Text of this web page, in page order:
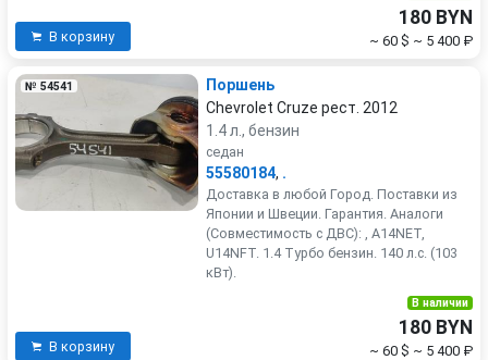
В корзину
180 BYN
~ 60 $ ~ 5 400 ₽
№ 54541
Поршень
Chevrolet Cruze рест. 2012
1.4 л., бензин
седан
55580184, .
Доставка в любой Город. Поставки из
Японии и Швеции. Гарантия. Аналоги
(Совместимость с ДВС): , A14NET,
U14NFT. 1.4 Турбо бензин. 140 л.с. (103
кВт).
В корзину
В наличии
180 BYN
~ 60 $ ~ 5 400 ₽